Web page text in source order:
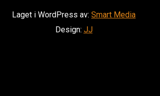
Laget i WordPress av: Smart Media
Design: JJ